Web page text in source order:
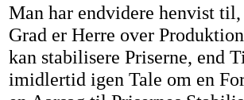
Man har endvidere henvist
Grad er Herre over
kan stabilisere Priserne, end
imidlertid igen Tale om en